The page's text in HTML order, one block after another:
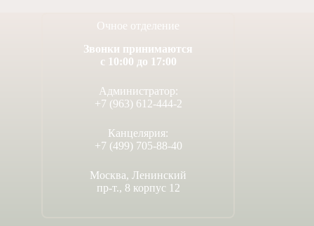
Очное отделение
Звонки принимаются
с 10:00 до 17:00
Администратор:
+7 (963) 612-444-2
Канцелярия:
+7 (499) 705-88-40
Москва, Ленинский
пр-т., 8 корпус 12